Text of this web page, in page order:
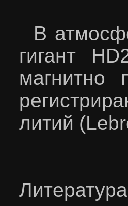
В
гигант HD
магнитно
литий (Lе
Литература